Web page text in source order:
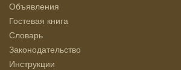
Объявления
Гостевая книга
Словарь
Законодательство
Инструкции